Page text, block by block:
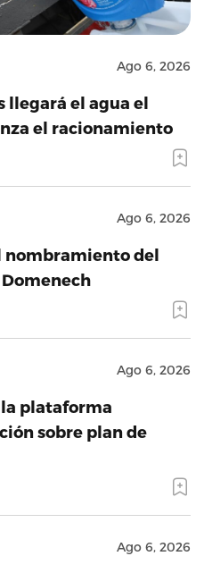
Ago 6, 2026
llegará el agua el
el racionamiento
Ago 6, 2026
nombramiento del
Ago 6, 2026
plataforma
sobre plan de
Ago 6, 2026